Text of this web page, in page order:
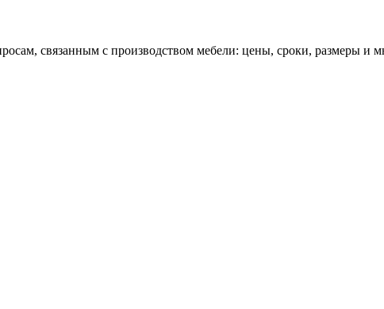
связанным с производством мебели: цены, сроки, размеры и